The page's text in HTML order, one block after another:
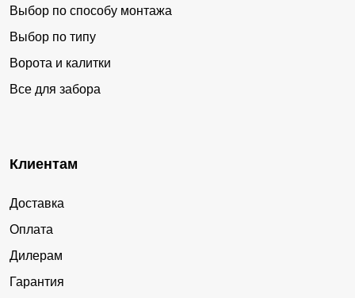
Выбор по способу монтажа
Выбор по типу
Ворота и калитки
Все для забора
Клиентам
Доставка
Оплата
Дилерам
Гарантия